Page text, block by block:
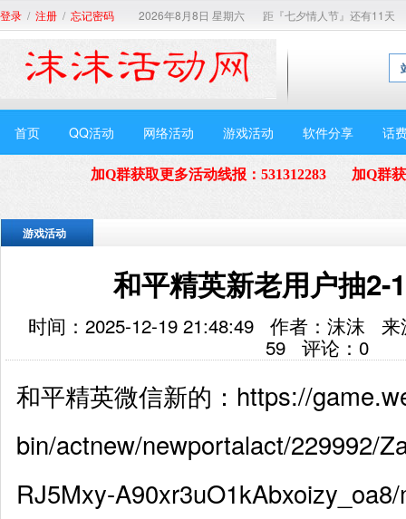
登录 / 注册 / 忘记密码 2026年8月8日 星期六 距『七夕情人节』还有11天
首页 QQ活动 网络活动 游戏活动 软件分享 话
加Q群获取更多活动线报 ： 531312283 加Q群
游戏活动
和平精英新老用户抽2-
时间：2025-12-19 21:48:49 作者：沫沫
59 评论： 0
和平精英微信新的：https://
bin/actnew/newportalact/229992/
RJ5Mxy-